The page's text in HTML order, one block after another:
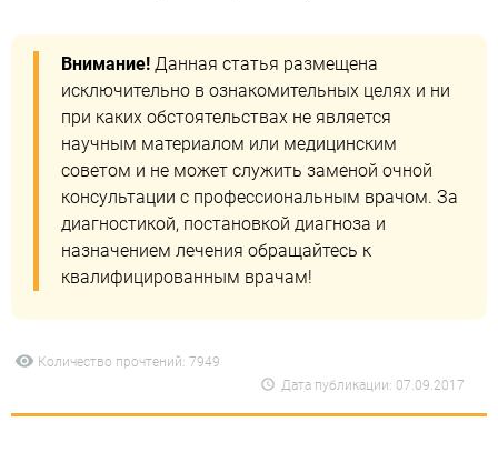
Внимание! Данная статья размещена
исключительно в ознакомительных целях и ни
при каких обстоятельствах не является
научным материалом или медицинским
советом и не может служить заменой очной
консультации с профессиональным врачом. За
диагностикой, постановкой диагноза и
назначением лечения обращайтесь к
квалифицированным врачам!
Количество прочтений: 7949
Дата публикации: 07.09.2017